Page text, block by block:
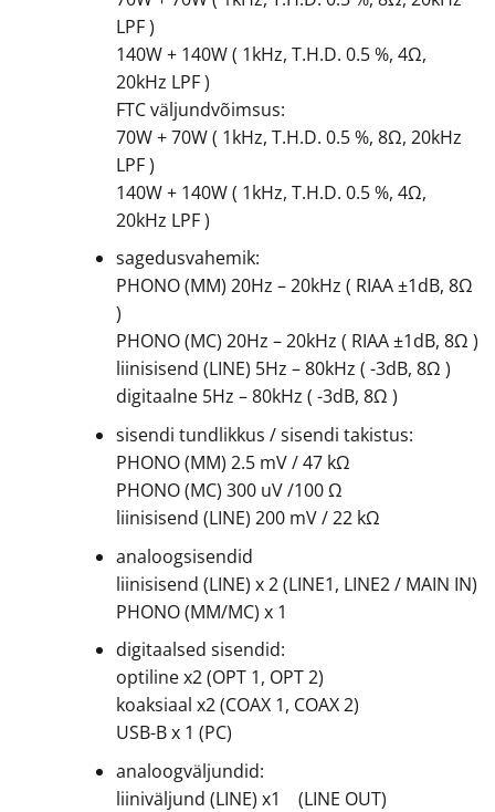
LPF )
140W + 140W ( 1kHz, T.H.D. 0.5 %, 4Ω,
20kHz LPF )
FTC väljundvõimsus:
70W + 70W ( 1kHz, T.H.D. 0.5 %, 8Ω, 20kHz
LPF )
140W + 140W ( 1kHz, T.H.D. 0.5 %, 4Ω,
20kHz LPF )
sagedusvahemik:
PHONO (MM) 20Hz – 20kHz ( RIAA ±1dB, 8Ω
)
PHONO (MC) 20Hz – 20kHz ( RIAA ±1dB, 8Ω )
liinisisend (LINE) 5Hz – 80kHz ( -3dB, 8Ω )
digitaalne 5Hz – 80kHz ( -3dB, 8Ω )
sisendi tundlikkus / sisendi takistus:
PHONO (MM) 2.5 mV / 47 kΩ
PHONO (MC) 300 uV /100 Ω
liinisisend (LINE) 200 mV / 22 kΩ
analoogsisendid
liinisisend (LINE) x 2 (LINE1, LINE2 / MAIN IN)
PHONO (MM/MC) x 1
digitaalsed sisendid:
optiline x2 (OPT 1, OPT 2)
koaksiaal x2 (COAX 1, COAX 2)
USB-B x 1 (PC)
analoogväljundid:
liiniväljund (LINE) x1 (LINE OUT)